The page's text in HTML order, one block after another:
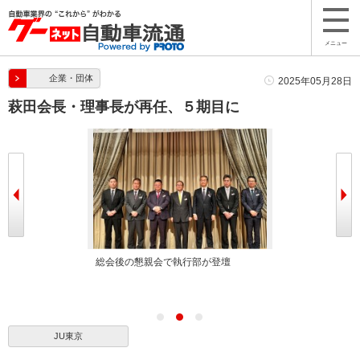
メニュー
企業・団体 2025年05月28日
萩田会長・理事長が再任、５期目に
総会後の懇親会で執行部が登壇
JU東京